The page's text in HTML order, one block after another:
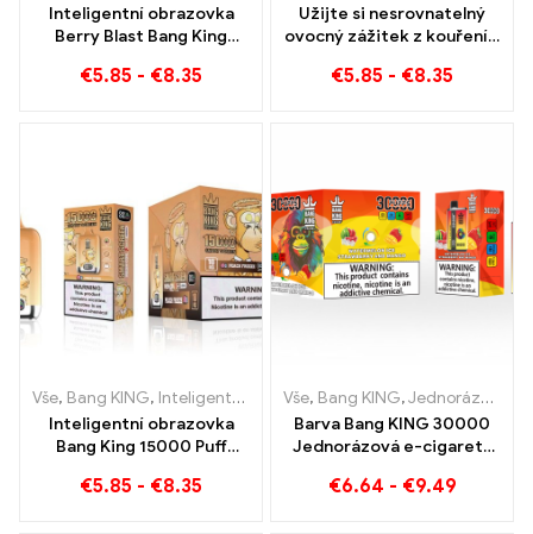
Inteligentní obrazovka
Berry Blast Bang King
jednorázovou e-cigaretu
€5.85 - €8.35
Užijte si nesrovnatelný
ovocný zážitek z kouření s
Smart Screen 15000 Puff
€5.85 - €8.35
Vše, Bang KING, Inteligentní obrazovka Bang King 15000 Puff
Inteligentní obrazovka
Bang King 15000 Puff
zigarety
€5.85 - €8.35
Vše, Bang KING,Jednorázové e-cigarety Litva
Barva Bang KING 30000
Jednorázová e-cigareta
kombinace chladivé
€6.64 - €9.49